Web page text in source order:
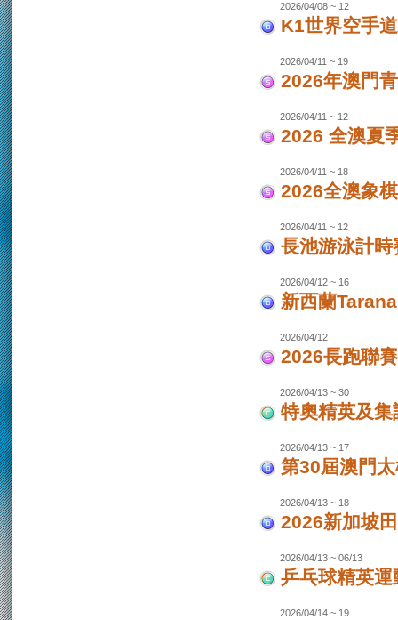
2026/04/08 ~ 12
K1世界空手
2026/04/11 ~ 19
2026年澳門
2026/04/11 ~ 12
2026 全澳夏
2026/04/11 ~ 18
2026全澳象
2026/04/11 ~ 12
長池游泳計
2026/04/12 ~ 16
新西蘭
2026/04/12
2026長跑聯
2026/04/13 ~ 30
特奧精英及
2026/04/13 ~ 17
第30屆澳門
2026/04/13 ~ 18
2026新加坡
2026/04/13 ~ 06/13
乒乓球精英
2026/04/14 ~ 19